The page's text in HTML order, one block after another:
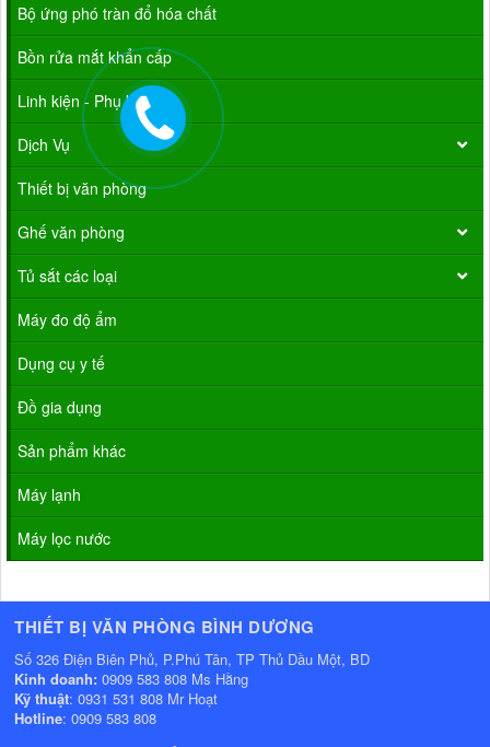
Bộ ứng phó tràn đổ hóa chất
Bồn rửa mắt khẩn cấp
Linh kiện - Phụ kiện
Dịch Vụ
Thiết bị văn phòng
Ghế văn phòng
Tủ sắt các loại
Máy đo độ ẩm
Dụng cụ y tế
Đồ gia dụng
Sản phẩm khác
Máy lạnh
Máy lọc nước
THIẾT BỊ VĂN PHÒNG BÌNH DƯƠNG
Số 326 Điện Biên Phủ, P.Phú Tân, TP Thủ Dầu Một, BD
Kinh doanh: 0909 583 808 Ms Hằng
Kỹ thuật: 0931 531 808 Mr Hoạt
Hotline: 0909 583 808